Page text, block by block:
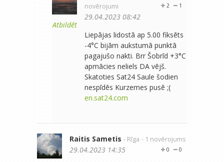
Atbildēt
novērojumi
1
2
29.04.2023 08:42
Liepājas lidostā ap 5.00 fiksēts
-4°C bijām aukstumā punktā
pagajušo nakti. Brr Šobrīd +3°C
apmācies neliels DA vējš.
Skatoties Sat24 Saule šodien
nespīdēs Kurzemes pusē ;(
en.sat24.com
Raitis Sametis - Rīga - 1 novērojums
0
0
29.04.2023 14:35